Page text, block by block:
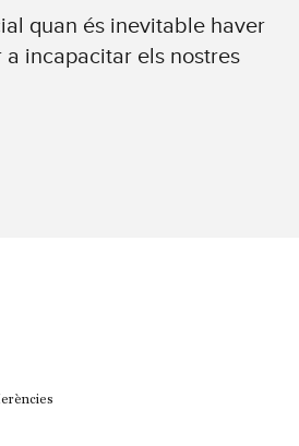
quan és inevitable haver
a incapacitar els nostres